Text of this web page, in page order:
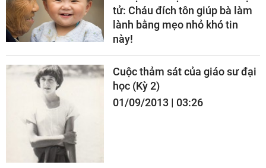
tử: Cháu đích tôn giúp bà làm
lành bằng mẹo nhỏ khó tin
này!
Cuộc thảm sát của giáo sư đại
học (Kỳ 2)
01/09/2013 | 03:26